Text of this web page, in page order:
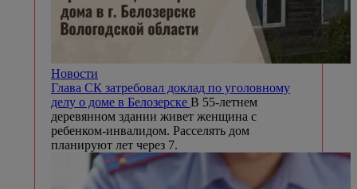
Новости
Глава СК затребовал доклад по уголовному
делу о доме в Белозерске В 55-летнем
деревянном здании живет женщина с
ребенком-инвалидом. Расселять дом
планируют лет через 7.